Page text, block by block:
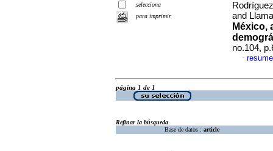
selecciona
para imprimir
and
México,
no.104,
·
página 1 de 1
Refinar la búsqueda
Base de datos : article